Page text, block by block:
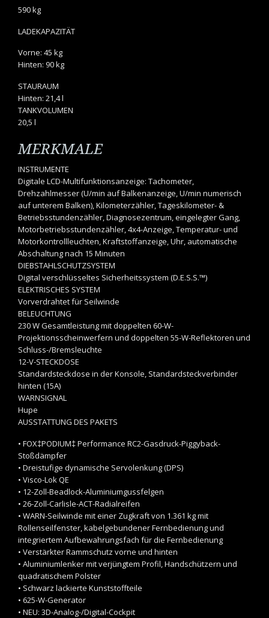
590 kg
LADEKAPAZITÄT
Vorne: 45 kg
Hinten: 90 kg
STAURAUM
Hinten: 21,4 l
TANKVOLUMEN
20,5 l
MERKMALE
INSTRUMENTE
Digitale LCD-Multifunktionsanzeige: Tachometer,
Drehzahlmesser (U/min auf Balkenanzeige, U/min numerisch
auf unterem Balken), Kilometerzähler, Tageskilometer- &
Betriebsstundenzähler, Diagnosezentrum, eingelegter Gang,
Motorbetriebsstundenzähler, 4x4-Anzeige, Temperatur- und
Motorkontrollleuchten, Kraftstoffanzeige, Uhr, automatische
Abschaltung nach 15 Minuten
DIEBSTAHLSCHUTZSYSTEM
Digital verschlüsseltes Sicherheitssystem (D.E.S.S.™)
ELEKTRISCHES SYSTEM
Vorverdrahtet für Seilwinde
BELEUCHTUNG
230 W Gesamtleistung mit doppelten 60-W-
Projektionsscheinwerfern und doppelten 55-W-Reflektoren und
Schluss-/Bremsleuchte
12-V-STECKDOSE
Standardsteckdose in der Konsole, Standardsteckverbinder
hinten (15A)
WARNSIGNAL
Hupe
AUSSTATTUNG DES PAKETS
• FOX‡PODIUM‡ Performance RC2-Gasdruck-Piggyback-
Stoßdämpfer
• Dreistufige dynamische Servolenkung (DPS)
• Visco-Lok QE
• 12-Zoll-Beadlock-Aluminiumgussfelgen
• 26-Zoll-Carlisle-ACT-Radialreifen
• WARN-Seilwinde mit einer Zugkraft von 1.361 kg mit
Rollenseilfenster, kabelgebundener Fernbedienung und
integriertem Aufbewahrungsfach für die Fernbedienung
• Verstärkter Rammschutz vorne und hinten
• Aluminiumlenker mit verjüngtem Profil, Handschützern und
quadratischem Polster
• Schwarz lackierte Kunststoffteile
• 625-W-Generator
• NEU: 3D-Analog-/Digital-Cockpit